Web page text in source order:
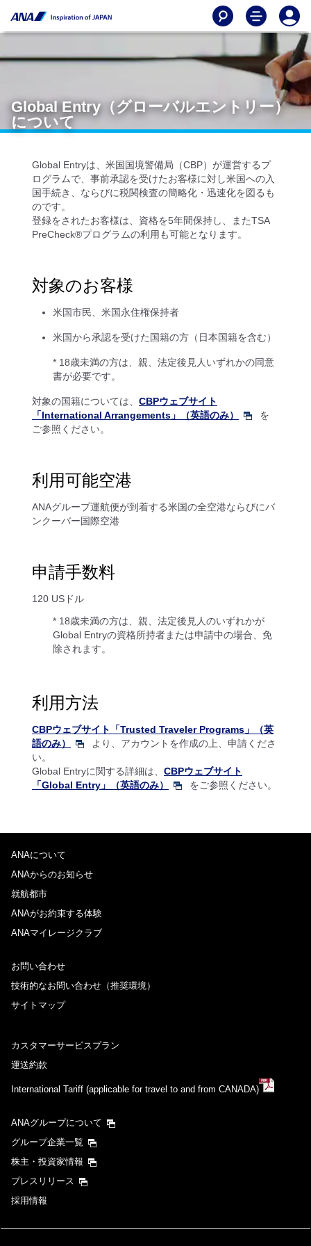
Global Entry（グローバルエントリー）
について
Global Entryは、米国国境警備局（CBP）が運営するプ
ログラムで、事前承認を受けたお客様に対し米国への入
国手続き、ならびに税関検査の簡略化・迅速化を図るも
のです。
登録をされたお客様は、資格を5年間保持し、またTSA
PreCheck®プログラムの利用も可能となります。
対象のお客様
米国市民、米国永住権保持者
米国から承認を受けた国籍の方（日本国籍を含む）
* 18歳未満の方は、親、法定後見人いずれかの同意
書が必要です。
対象の国籍については、 CBPウェブサイト
「International Arrangements」（英語のみ）
を
ご参照ください。
利用可能空港
ANAグループ運航便が到着する米国の全空港ならびにバ
ンクーバー国際空港
申請手数料
120 USドル
* 18歳未満の方は、親、法定後見人のいずれかが
Global Entryの資格所持者または申請中の場合、免
除されます。
利用方法
CBPウェブサイト「Trusted Traveler Programs」（英
語のみ）
より、アカウントを作成の上、申請くださ
い。
Global Entryに関する詳細は、 CBPウェブサイト
「Global Entry」（英語のみ）
をご参照ください。
ANAについて
ANAからのお知らせ
就航都市
ANAがお約束する体験
ANAマイレージクラブ
お問い合わせ
技術的なお問い合わせ（推奨環境）
サイトマップ
カスタマーサービスプラン
運送約款
International Tariff (applicable for travel to and from CANADA)
ANAグループについて
グループ企業一覧
株主・投資家情報
プレスリリース
採用情報